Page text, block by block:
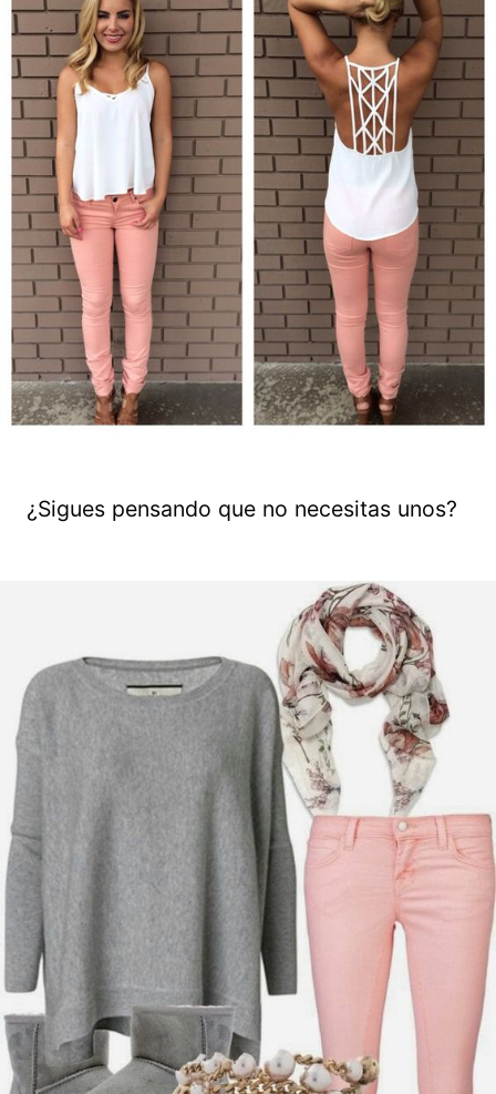
¿Sigues pensando que no necesitas unos?